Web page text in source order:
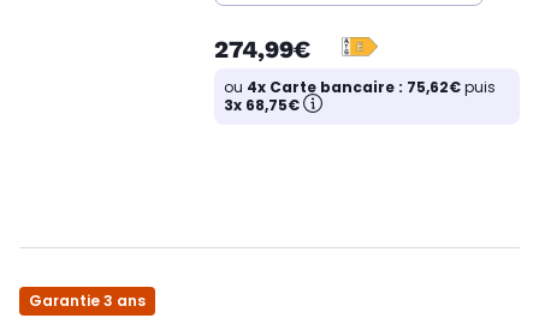
274,99€
ou 4x Carte bancaire : 75,62€puis
3x 68,75€
Garantie 3 ans